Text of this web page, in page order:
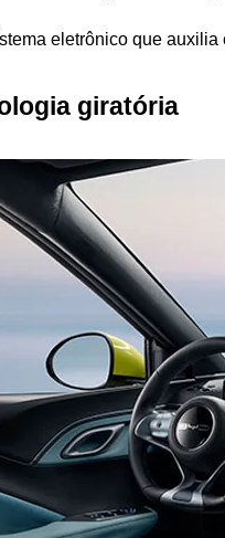
eletrônico que auxilia
giratória